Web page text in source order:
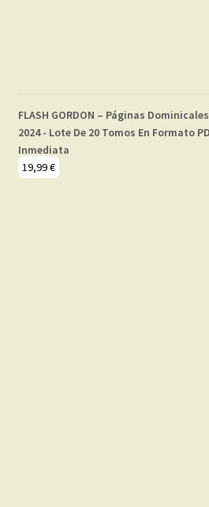
FLASH GORDON – Páginas
2024 - Lote De 20 Tomos En Formato
Inmediata
19,99€